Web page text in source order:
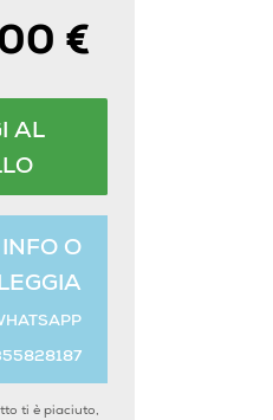
€
AL
O
ti è piaciuto,